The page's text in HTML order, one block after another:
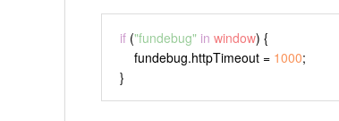
if ("fundebug" in window) {
    fundebug.
httpTimeout = 1000;
}